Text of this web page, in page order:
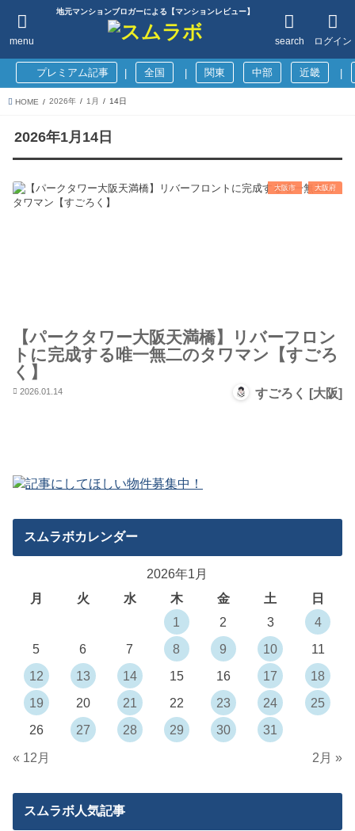
地元マンションブロガーによる【マンションレビュー】
ログイン
search
menu
プレミアム記事 全国 関東 中部 近畿
HOME 2026年 1月 14日
2026年1月14日
大阪市 大阪府
【パークタワー大阪天満橋】リバーフロン
トに完成する唯一無二のタワマン【すごろ
く】
2026.01.14 すごろく [大阪]
スムラボカレンダー
2026年1月
月
火 水 木 金 土
日
1
2 3
4
5
6 7 8 9 10
11
12
13 14 15 16 17
18
19
20 21 22 23 24
25
26
27 28 29 30
31
« 12月
2月 »
スムラボ人気記事